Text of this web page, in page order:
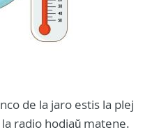
de la jaro estis la plej
radio hodiaŭ matene.